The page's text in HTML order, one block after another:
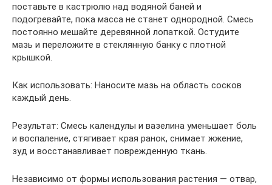
поставьте в кастрюлю над водяной баней и
подогревайте, пока масса не станет однородной. Смесь
постоянно мешайте деревянной лопаткой. Остудите
мазь и переложите в стеклянную банку с плотной
крышкой.
Как использовать: Наносите мазь на область сосков
каждый день.
Результат: Смесь календулы и вазелина уменьшает боль
и воспаление, стягивает края ранок, снимает жжение,
зуд и восстанавливает поврежденную ткань.
Независимо от формы использования растения — отвар,